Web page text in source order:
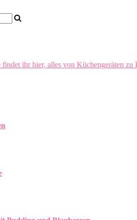
ihr hier, alles von Küchengeräten zu